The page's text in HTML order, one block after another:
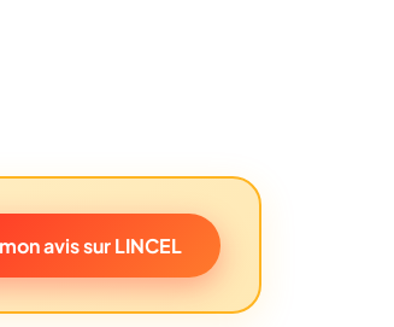
avis sur LINCEL